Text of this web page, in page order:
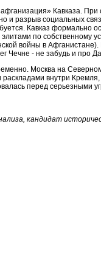
Кавказа.
и разрыв социальных
Кавказ формально
по собственному
войны в
Чечне - не забудь и про
Москва на
внутри
перед серьезными
кандидат